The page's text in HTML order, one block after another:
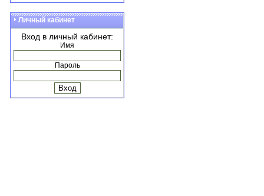
Личный кабинет
Вход в личный кабинет:
Имя
Пароль